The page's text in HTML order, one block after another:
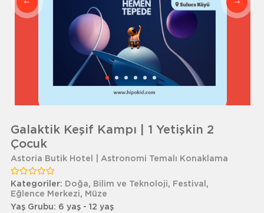
Galaktik Keşif Kampı | 1 Yetişkin 2
Çocuk
Astoria Butik Hotel | Astronomi Temalı Konaklama
Kategoriler: Doğa, Bilim ve Teknoloji, Festival ,
Eğlence Merkezi, Müze
Yaş Grubu: 6 yaş - 12 yaş